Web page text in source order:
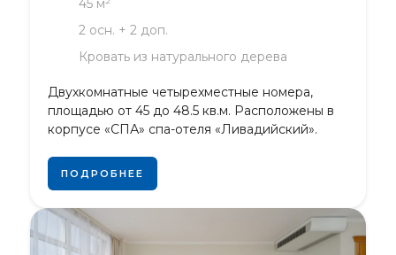
45 м²
2 осн. + 2 доп.
Кровать из натурального дерева
Двухкомнатные четырехместные номера,
площадью от 45 до 48.5 кв.м. Расположены в
корпусе «СПА» спа-отеля «Ливадийский».
ПОДРОБНЕЕ